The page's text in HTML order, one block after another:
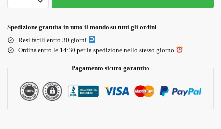
Spedizione gratuita in tutto il mondo su tutti gli ordini
Resi facili entro 30 giorni
Ordina entro le 14:30 per la spedizione nello stesso giorno
Pagamento sicuro garantito